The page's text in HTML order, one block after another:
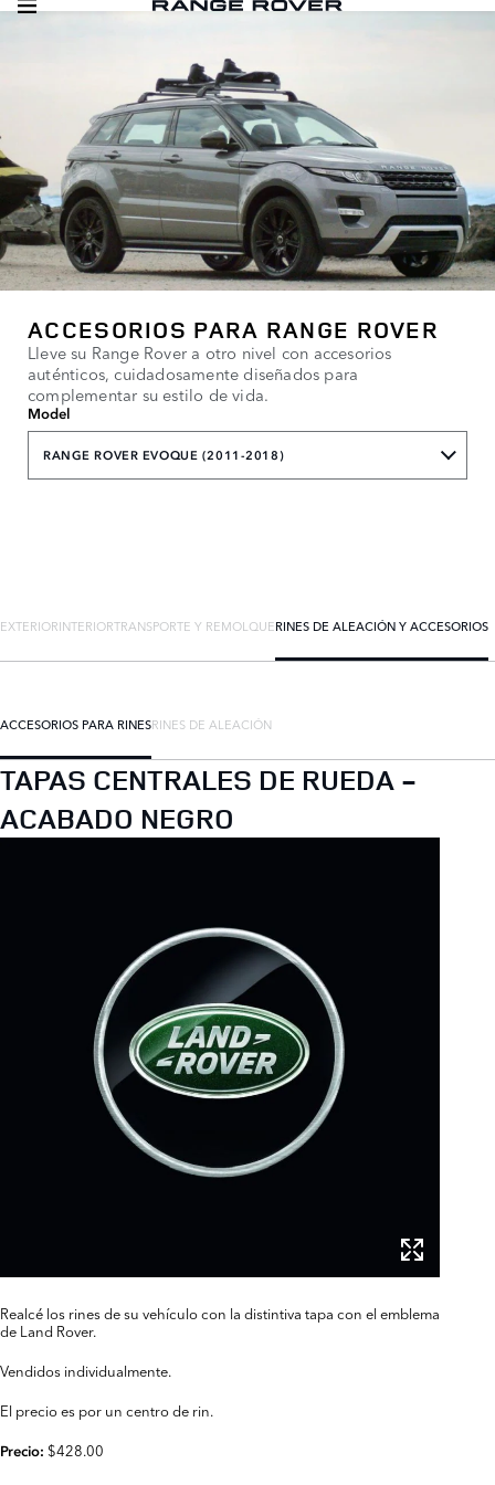
ACCESORIOS PARA RANGE ROVER
Lleve su Range Rover a otro nivel con accesorios
auténticos, cuidadosamente diseñados para
complementar su estilo de vida.
Model
RANGE ROVER EVOQUE (2011-2018)
EXTERIORINTERIORTRANSPORTE Y REMOLQUERINES DE ALEACIÓN Y ACCESORIOS
ACCESORIOS PARA RINESRINES DE ALEACIÓN
TAPAS CENTRALES DE RUEDA -
ACABADO NEGRO
Realcé los rines de su vehículo con la distintiva tapa con el emblema
de Land Rover.
Vendidos individualmente.
El precio es por un centro de rin.
Precio: $428.00